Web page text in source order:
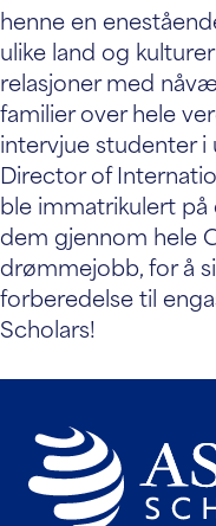
henne en
ulike land og
relasjoner med
familier over hele
intervjue studenter
Director of
ble immatrikulert
dem gjennom hele
drømmejobb, for å
forberedelse til
Scholars!